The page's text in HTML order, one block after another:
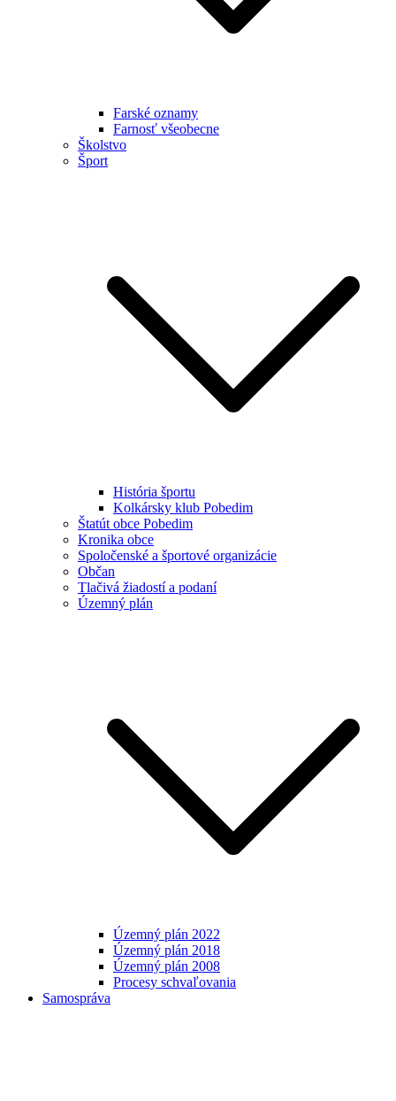
Farské oznamy
Farnosť všeobecne
Školstvo
Šport
História športu
Kolkársky klub Pobedim
Štatút obce Pobedim
Kronika obce
Spoločenské a športové organizácie
Občan
Tlačivá žiadostí a podaní
Územný plán
Územný plán 2022
Územný plán 2018
Územný plán 2008
Procesy schvaľovania
Samospráva